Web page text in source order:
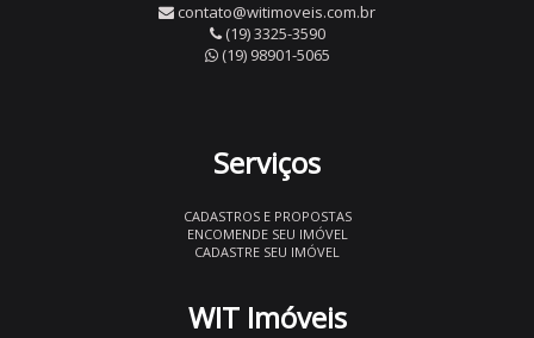
contato@witimoveis.com.br
(19) 3325-3590
(19) 98901-5065
Serviços
CADASTROS E PROPOSTAS
ENCOMENDE SEU IMÓVEL
CADASTRE SEU IMÓVEL
WIT Imóveis